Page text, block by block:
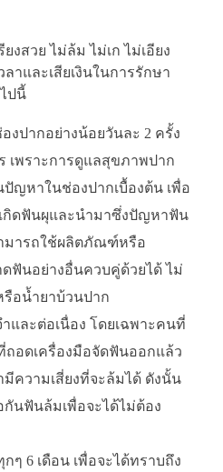
งสวย ไม่ล้ม ไม่เก ไม่เอียง
าและเสียเงินในการรักษา
ปนี้
ปากอย่างน้อยวันละ 2 ครั้ง
เพราะการดูแลสุขภาพปาก
ญหาในช่องปากเบื้องต้น เพื่อ
กิดฟันผุและนำมาซึ่งปัญหาฟัน
มารถใช้ผลิตภัณฑ์หรือ
ฟันอย่างอื่นควบคู่ด้วยได้ ไม่
อน้ำยาบ้วนปาก
ำและต่อเนื่อง โดยเฉพาะคนที่
ถอดเครื่องมือจัดฟันออกแล้ว
ความเสี่ยงที่จะล้มได้ ดังนั้น
กันฟันล้มเพื่อจะได้ไม่ต้อง
6 เดือน เพื่อจะได้ทราบถึง